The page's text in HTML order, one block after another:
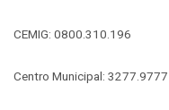
CEMIG: 0800.310.196
Centro Municipal: 3277.9777